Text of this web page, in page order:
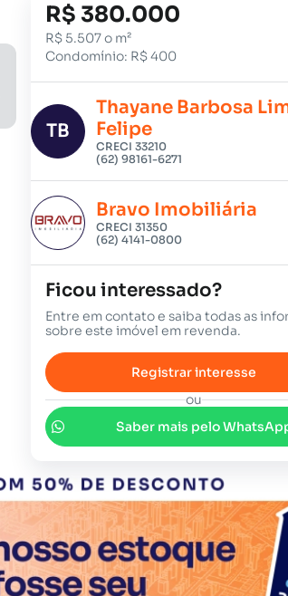
R$ 380.000
R$ 5.507 o m²
Condomínio: R$ 400
TB
Thayane Barbosa
Felipe
CRECI 33210
(62) 98161-6271
Bravo Imobiliária
CRECI 31350
(62) 4141-0800
Ficou interessado?
Entre em contato e saiba todas as
sobre este imóvel em revenda.
Registrar interesse
ou
Saber mais pelo